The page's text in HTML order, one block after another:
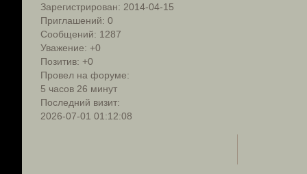
Зарегистрирован: 2014-04-15
Приглашений: 0
Сообщений: 1287
Уважение: +0
Позитив: +0
Провел на форуме:
5 часов 26 минут
Последний визит:
2026-07-01 01:12:08